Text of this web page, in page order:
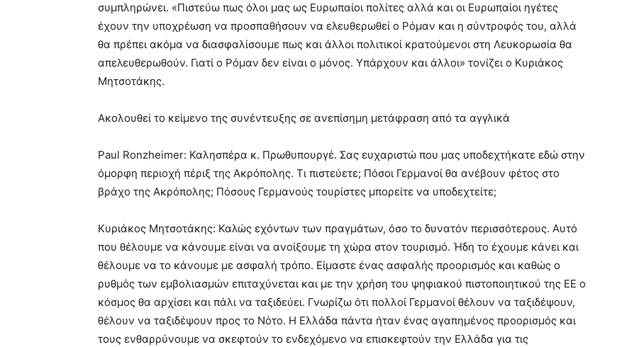
συμπληρώνει. «Πιστεύω πως όλοι μας ως Ευρωπαίοι πολίτες αλλά και οι Ευρωπαίοι ηγέτες
έχουν την υποχρέωση να προσπαθήσουν να ελευθερωθεί ο Ρόμαν και η σύντροφός του, αλλά
θα πρέπει ακόμα να διασφαλίσουμε πως και άλλοι πολιτικοί κρατούμενοι στη Λευκορωσία θα
απελευθερωθούν. Γιατί ο Ρόμαν δεν είναι ο μόνος. Υπάρχουν και άλλοι» τονίζει ο Κυριάκος
Μητσοτάκης.
Ακολουθεί το κείμενο της συνέντευξης σε ανεπίσημη μετάφραση από τα αγγλικά
Paul Ronzheimer: Καλησπέρα κ. Πρωθυπουργέ. Σας ευχαριστώ που μας υποδεχτήκατε εδώ στην
όμορφη περιοχή πέριξ της Ακρόπολης. Τι πιστεύετε; Πόσοι Γερμανοί θα ανέβουν φέτος στο
βράχο της Ακρόπολης; Πόσους Γερμανούς τουρίστες μπορείτε να υποδεχτείτε;
Κυριάκος Μητσοτάκης: Καλώς εχόντων των πραγμάτων, όσο το δυνατόν περισσότερους. Αυτό
που θέλουμε να κάνουμε είναι να ανοίξουμε τη χώρα στον τουρισμό. Ήδη το έχουμε κάνει και
θέλουμε να το κάνουμε με ασφαλή τρόπο. Είμαστε ένας ασφαλής προορισμός και καθώς ο
ρυθμός των εμβολιασμών επιταχύνεται και με την χρήση του ψηφιακού πιστοποιητικού της ΕΕ ο
κόσμος θα αρχίσει και πάλι να ταξιδεύει. Γνωρίζω ότι πολλοί Γερμανοί θέλουν να ταξιδέψουν,
θέλουν να ταξιδέψουν προς το Νότο. Η Ελλάδα πάντα ήταν ένας αγαπημένος προορισμός και
τους ενθαρρύνουμε να σκεφτούν το ενδεχόμενο να επισκεφτούν την Ελλάδα για τις